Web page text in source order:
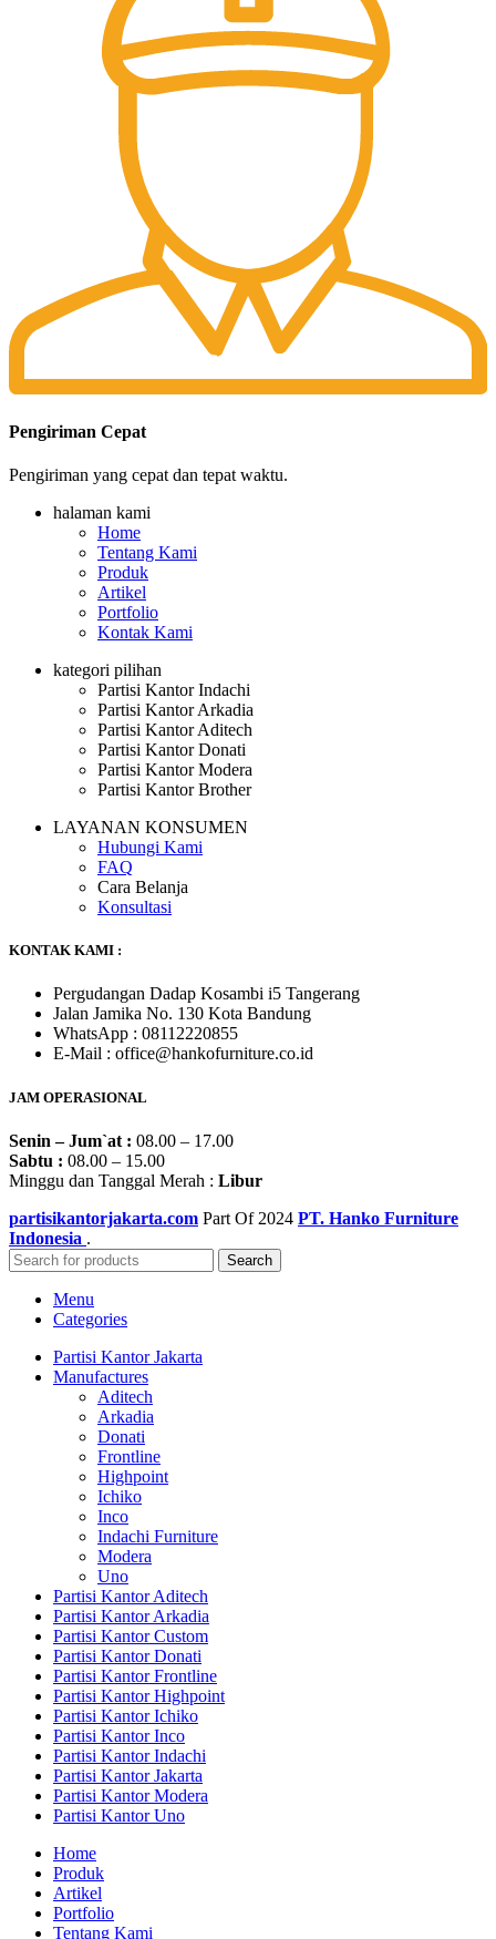
Pengiriman Cepat
Pengiriman yang cepat dan tepat waktu.
halaman kami
Home
Tentang Kami
Produk
Artikel
Portfolio
Kontak Kami
kategori pilihan
Partisi Kantor Indachi
Partisi Kantor Arkadia
Partisi Kantor Aditech
Partisi Kantor Donati
Partisi Kantor Modera
Partisi Kantor Brother
LAYANAN KONSUMEN
Hubungi Kami
FAQ
Cara Belanja
Konsultasi
KONTAK KAMI :
Pergudangan Dadap Kosambi i5 Tangerang
Jalan Jamika No. 130 Kota Bandung
WhatsApp : 08112220855
E-Mail : office@hankofurniture.co.id
JAM OPERASIONAL
Senin – Jum`at : 08.00 – 17.00
Sabtu : 08.00 – 15.00
Minggu dan Tanggal Merah : Libur
partisikantorjakarta.com Part Of 2024 PT. Hanko Furniture
Indonesia .
Search
Menu
Categories
Partisi Kantor Jakarta
Manufactures
Aditech
Arkadia
Donati
Frontline
Highpoint
Ichiko
Inco
Indachi Furniture
Modera
Uno
Partisi Kantor Aditech
Partisi Kantor Arkadia
Partisi Kantor Custom
Partisi Kantor Donati
Partisi Kantor Frontline
Partisi Kantor Highpoint
Partisi Kantor Ichiko
Partisi Kantor Inco
Partisi Kantor Indachi
Partisi Kantor Jakarta
Partisi Kantor Modera
Partisi Kantor Uno
Home
Produk
Artikel
Portfolio
Tentang Kami